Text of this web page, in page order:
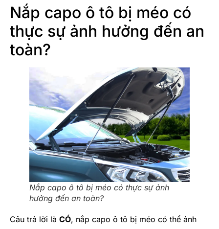
Nắp capo ô tô bị méo có
thực sự ảnh hưởng đến an
toàn?
Nắp capo ô tô bị méo có thực sự ảnh
hưởng đến an toàn?
Câu trả lời là CÓ, nắp capo ô tô bị méo có thể ảnh